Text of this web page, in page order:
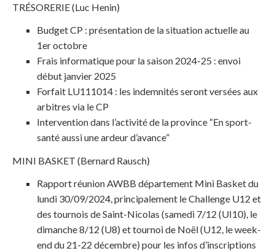
TRÉSORERIE (Luc Henin)
Budget CP : présentation de la situation actuelle au
1er octobre
Frais informatique pour la saison 2024-25 : envoi
début janvier 2025
Forfait LU111014 : les indemnités seront versées aux
arbitres via le CP
Intervention dans l’activité de la province “En sport-
santé aussi une ardeur d’avance”
MINI BASKET (Bernard Rausch)
Rapport réunion AWBB département Mini Basket du
lundi 30/09/2024, principalement le Challenge U12 et
des tournois de Saint-Nicolas (samedi 7/12 (UI10), le
dimanche 8/12 (U8) et tournoi de Noël (U12, le week-
end du 21-22 décembre) pour les infos d’inscriptions